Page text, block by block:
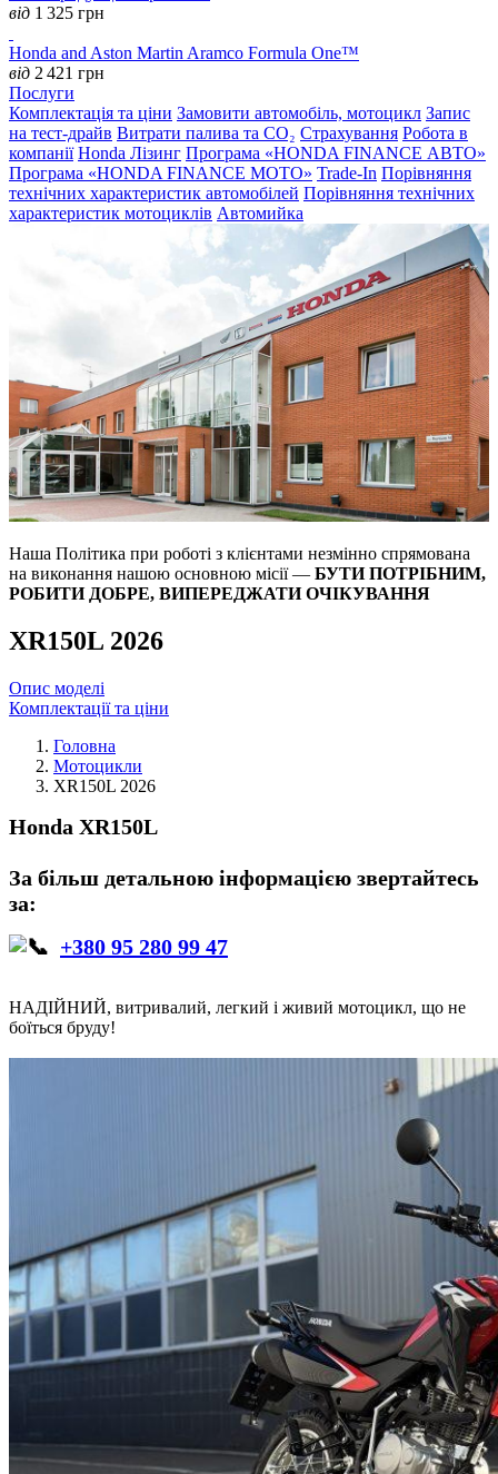
від 1 325 грн
Honda and Aston Martin Aramco Formula One™
від 2 421 грн
Послуги
Комплектація та ціни Замовити автомобіль, мотоцикл Запис
на тест-драйв Витрати палива та CO₂ Страхування Робота в
компанії Honda Лізинг Програма «HONDA FINANCE АВТО»
Програма «HONDA FINANCE MOTO» Trade-In Порівняння
технічних характеристик автомобілей Порівняння технічних
характеристик мотоциклів Автомийка
Наша Політика при роботі з клієнтами незмінно спрямована
на виконання нашою основною місії — БУТИ ПОТРІБНИМ,
РОБИТИ ДОБРЕ, ВИПЕРЕДЖАТИ ОЧІКУВАННЯ
XR150L 2026
Опис моделі
Комплектації та ціни
Головна
Мотоцикли
XR150L 2026
Honda XR150L
За більш детальною інформацією звертайтесь
за:
+380 95 280 99 47
НАДІЙНИЙ, витривалий, легкий і живий мотоцикл, що не
боїться бруду!